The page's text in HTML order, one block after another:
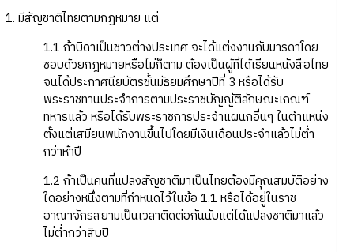
1. มีสัญชาติไทยตามกฎหมาย แต่
1.1 ถ้าบิดาเป็นชาวต่างประเทศ จะได้แต่งงานกับมารดาโดย
ชอบด้วยกฎหมายหรือไม่ก็ตาม ต้องเป็นผู้ที่ได้เรียนหนังสือไทย
จนได้ประกาศนียบัตรชั้นมัธยมศึกษาปีที่ 3 หรือได้รับ
พระราชทานประจำการตามประราชบัญญัติลักษณะเกณฑ์
ทหารแล้ว หรือได้รับพระราชการประจำแผนกอื่นๆ ในตำแหน่ง
ตั้งแต่เสมียนพนักงานขึ้นไปโดยมีเงินเดือนประจำแล้วไม่ต่ำ
กว่าห้าปี
1.2 ถ้าเป็นคนที่แปลงสัญชาติมาเป็นไทยต้องมีคุณสมบัติอย่าง
ใดอย่างหนึ่งตามที่กำหนดไว้ในข้อ 1.1 หรือได้อยู่ในราช
อาณาจักรสยามเป็นเวลาติดต่อกันนับแต่ได้แปลงชาติมาแล้ว
ไม่ต่ำกว่าสิบปี